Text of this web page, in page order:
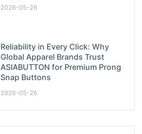
2026-05-26
Reliability in Every Click: Why
Global Apparel Brands Trust
ASIABUTTON for Premium Prong
Snap Buttons
2026-05-26